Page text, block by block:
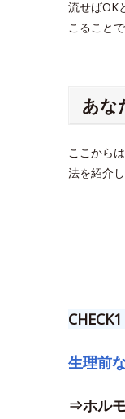
流せばOK
こること
あな
ここから
法を紹介し
生理前
⇒ホル